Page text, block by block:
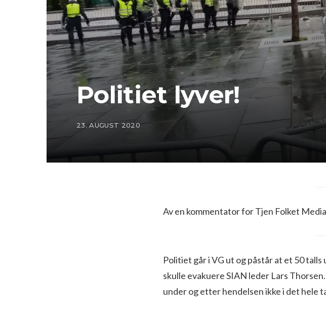
Politiet lyver!
23. AUGUST 2020
Av en kommentator for Tjen Folket
Politiet går i VG ut og påstår at et 50
skulle evakuere SIAN leder Lars
under og etter hendelsen ikke i det hele